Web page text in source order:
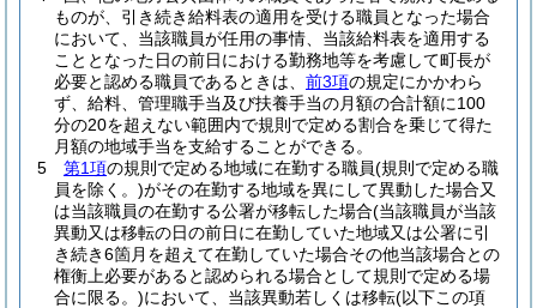
ものが、引き続き給料表の適用を受ける職員となった場合
において、当該職員が任用の事情、当該給料表を適用する
こととなった日の前日における勤務地等を考慮して町長が
必要と認める職員であるときは、 前3項の規定にかかわら
ず、給料、管理職手当及び扶養手当の月額の合計額に100
分の20を超えない範囲内で規則で定める割合を乗じて得た
月額の地域手当を支給することができる。
5
第1項の規則で定める地域に在勤する職員(規則で定める職
員を除く。)がその在勤する地域を異にして異動した場合又
は当該職員の在勤する公署が移転した場合(当該職員が当該
異動又は移転の日の前日に在勤していた地域又は公署に引
き続き6箇月を超えて在勤していた場合その他当該場合との
権衡上必要があると認められる場合として規則で定める場
合に限る。)において、当該異動若しくは移転(以下この項